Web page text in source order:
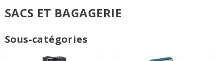
SACS ET BAGAGERIE
Sous-catégories